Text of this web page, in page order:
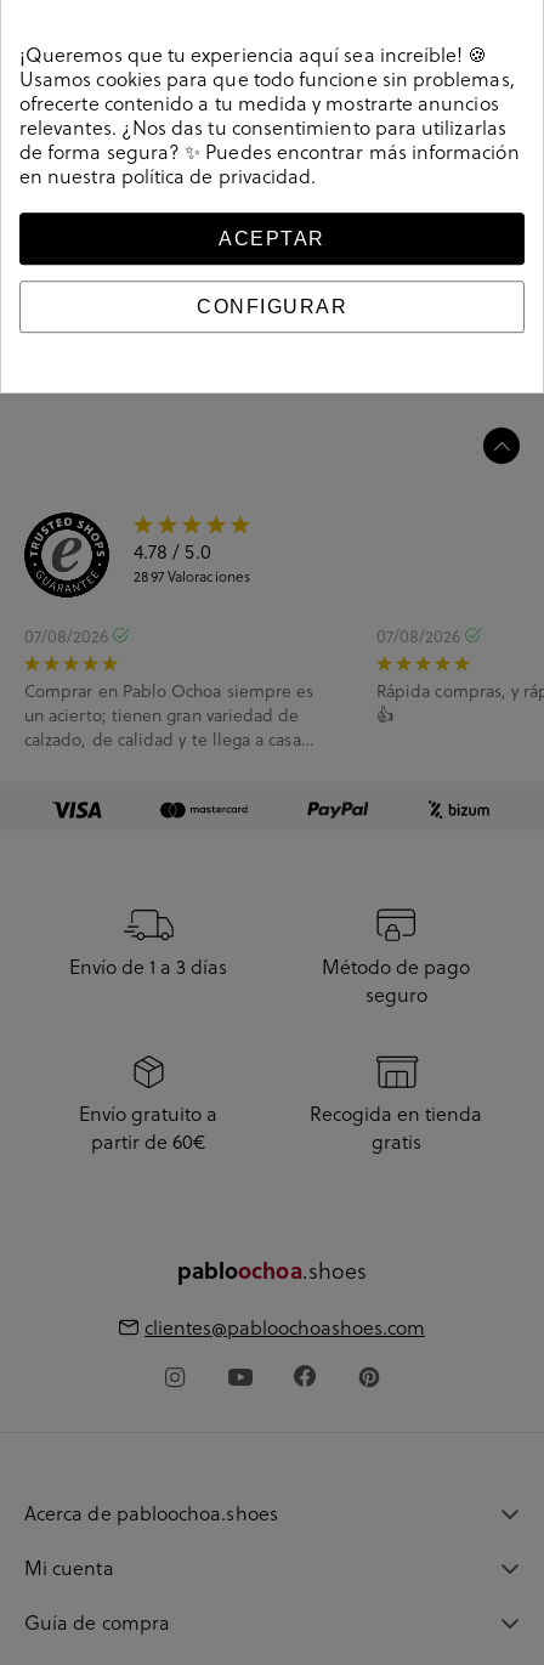
Deportivos Corina M5075 en caki. Cierre con cordones.
La plantilla es extraible. Hecho en China
Referencia213948
Guía de tallas
4.78 / 5.0
2897Valoraciones
07/08/2026
Comprar en Pablo Ochoa siempre es
un acierto; tienen gran variedad de
calzado, de calidad y te llega a casa
07/08/2026
Rápida compras, y
👍
Envío de 1 a 3 días
Método de pago
seguro
Envío gratuito a
partir de 60€
Recogida en tienda
gratis
pabloochoa.shoes
clientes@pabloochoashoes.com
Acerca de pabloochoa.shoes
Mi cuenta
Guía de compra
¡Queremos que tu experiencia aquí sea increíble! 🍪
Usamos cookies para que todo funcione sin problemas,
ofrecerte contenido a tu medida y mostrarte anuncios
relevantes. ¿Nos das tu consentimiento para utilizarlas
de forma segura? ✨ Puedes encontrar más información
en nuestra política de privacidad.
ACEPTAR
CONFIGURAR